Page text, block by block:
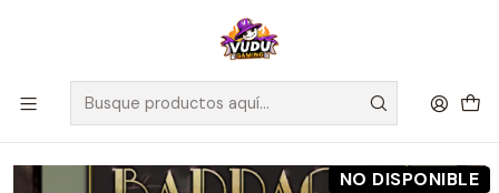
🚀 ¡Despachamos a todo Chile! Envío GRATIS a Regiones sobre
$100.000 y a RM sobre $35.000
Inicio Juegos de Mesa Editorial Maldito Games
Barrage Expansión El Proyecto Leeghwater - Español
NO DISPONIBLE